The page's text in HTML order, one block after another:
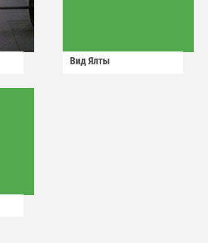
Вид Ялты